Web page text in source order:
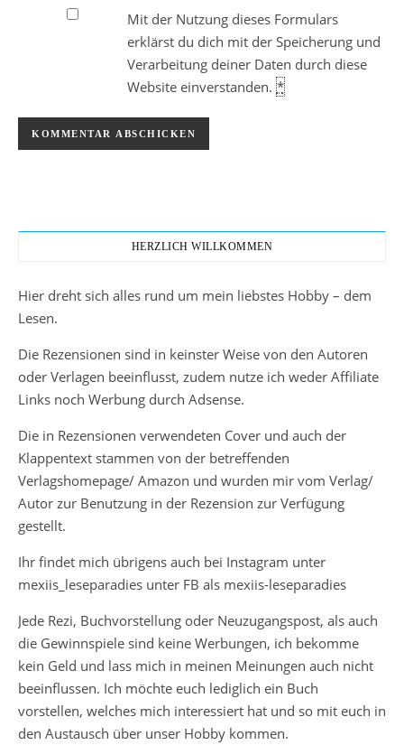
Mit der Nutzung dieses Formulars
erklärst du dich mit der Speicherung und
Verarbeitung deiner Daten durch diese
Website einverstanden. *
HERZLICH WILLKOMMEN
Hier dreht sich alles rund um mein liebstes Hobby – dem
Lesen.
Die Rezensionen sind in keinster Weise von den Autoren
oder Verlagen beeinflusst, zudem nutze ich weder Affiliate
Links noch Werbung durch Adsense.
Die in Rezensionen verwendeten Cover und auch der
Klappentext stammen von der betreffenden
Verlagshomepage/ Amazon und wurden mir vom Verlag/
Autor zur Benutzung in der Rezension zur Verfügung
gestellt.
Ihr findet mich übrigens auch bei Instagram unter
mexiis_leseparadies unter FB als mexiis-leseparadies
Jede Rezi, Buchvorstellung oder Neuzugangspost, als auch
die Gewinnspiele sind keine Werbungen, ich bekomme
kein Geld und lass mich in meinen Meinungen auch nicht
beeinflussen. Ich möchte euch lediglich ein Buch
vorstellen, welches mich interessiert hat und so mit euch in
den Austausch über unser Hobby kommen.